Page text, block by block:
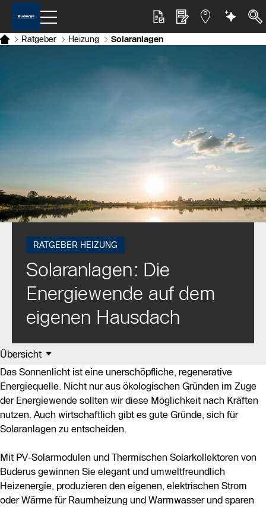
Ratgeber Heizung Solaranlagen
RATGEBER HEIZUNG
Solaranlagen: Die
Energiewende auf dem
eigenen Hausdach
Übersicht
Das Sonnenlicht ist eine unerschöpfliche, regenerative
Energiequelle. Nicht nur aus ökologischen Gründen im Zuge
der Energiewende sollten wir diese Möglichkeit nach Kräften
nutzen. Auch wirtschaftlich gibt es gute Gründe, sich für
Solaranlagen zu entscheiden.
Mit PV-Solarmodulen und Thermischen Solarkollektoren von
Buderus gewinnen Sie elegant und umweltfreundlich
Heizenergie, produzieren den eigenen, elektrischen Strom
oder Wärme für Raumheizung und Warmwasser und sparen